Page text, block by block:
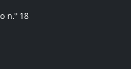
n.º 18